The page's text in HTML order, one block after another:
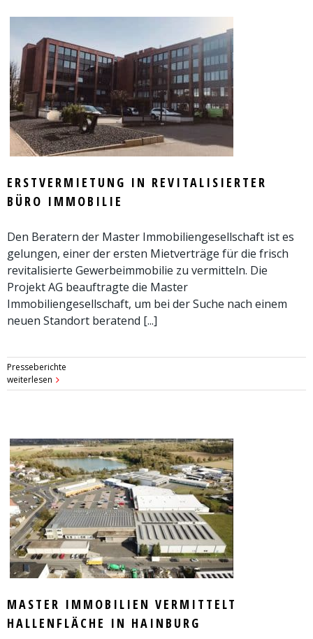
ERSTVERMIETUNG IN REVITALISIERTER
BÜRO IMMOBILIE
Den Beratern der Master Immobiliengesellschaft ist es
gelungen, einer der ersten Mietverträge für die frisch
revitalisierte Gewerbeimmobilie zu vermitteln. Die
Projekt AG beauftragte die Master
Immobiliengesellschaft, um bei der Suche nach einem
neuen Standort beratend [...]
Presseberichte
weiterlesen
MASTER IMMOBILIEN VERMITTELT
HALLENFLÄCHE IN HAINBURG